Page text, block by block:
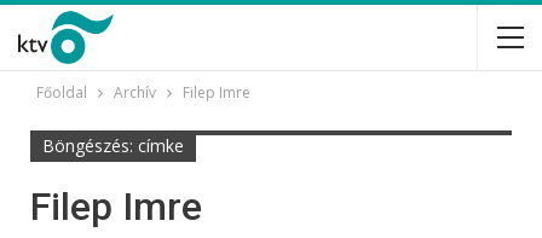
Főoldal Archív Filep Imre
Böngészés: címke
Filep Imre